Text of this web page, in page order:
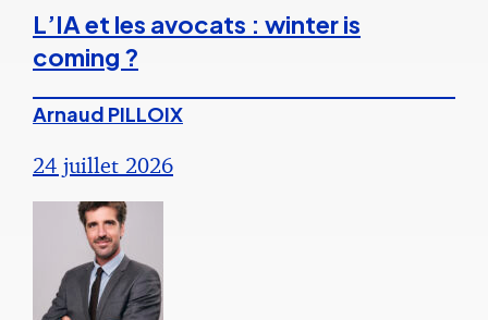
L’IA et les avocats : winter is
coming ?
Arnaud PILLOIX
24 juillet 2026